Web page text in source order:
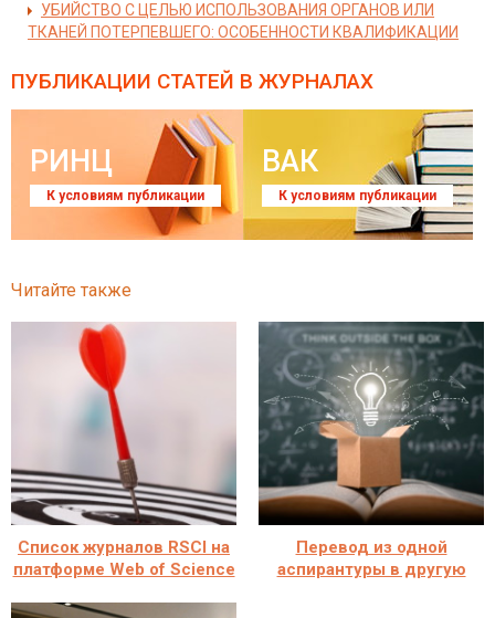
УБИЙСТВО С ЦЕЛЬЮ ИСПОЛЬЗОВАНИЯ ОРГАНОВ ИЛИ
ТКАНЕЙ ПОТЕРПЕВШЕГО: ОСОБЕННОСТИ КВАЛИФИКАЦИИ
ПУБЛИКАЦИИ СТАТЕЙ В ЖУРНАЛАХ
РИНЦ
К условиям публикации
ВАК
К условиям публикации
Читайте также
Cписок журналов RSCI на
платформе Web of Science
Перевод из одной
аспирантуры в другую